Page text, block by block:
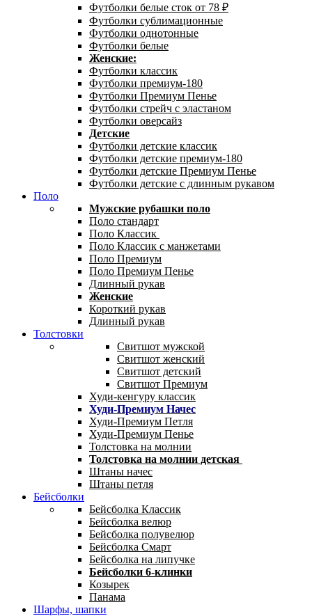
Футболки белые сток от 78 ₽
Футболки сублимационные
Футболки однотонные
Футболки белые
Женские:
Футболки классик
Футболки премиум-180
Футболки Премиум Пенье
Футболки стрейч с эластаном
Футболки оверсайз
Детские
Футболки детские классик
Футболки детские премиум-180
Футболки детские Премиум Пенье
Футболки детские с длинным рукавом
Поло
Мужские рубашки поло
Поло стандарт
Поло Классик
Поло Классик с манжетами
Поло Премиум
Поло Премиум Пенье
Длинный рукав
Женские
Короткий рукав
Длинный рукав
Толстовки
Свитшот мужской
Свитшот женский
Свитшот детский
Свитшот Премиум
Худи-кенгуру классик
Худи-Премиум Начес
Худи-Премиум Петля
Худи-Премиум Пенье
Толстовка на молнии
Толстовка на молнии детская
Штаны начес
Штаны петля
Бейсболки
Бейсболка Классик
Бейсболка велюр
Бейсболка полувелюр
Бейсболка Смарт
Бейсболка на липучке
Бейсболки 6-клинки
Козырек
Панама
Шарфы, шапки